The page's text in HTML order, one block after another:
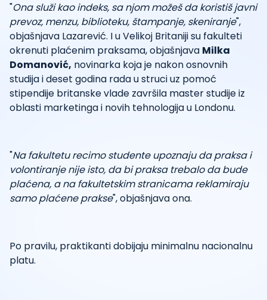
"Ona služi kao indeks, sa njom možeš da koristiš javni
prevoz, menzu, biblioteku, štampanje, skeniranje",
objašnjava Lazarević. I u Velikoj Britaniji su fakulteti
okrenuti plaćenim praksama, objašnjava Milka
Domanović, novinarka koja je nakon osnovnih
studija i deset godina rada u struci uz pomoć
stipendije britanske vlade završila master studije iz
oblasti marketinga i novih tehnologija u Londonu.
"Na fakultetu recimo studente upoznaju da praksa i
volontiranje nije isto, da bi praksa trebalo da bude
plaćena, a na fakultetskim stranicama reklamiraju
samo plaćene prakse", objašnjava ona.
Po pravilu, praktikanti dobijaju minimalnu nacionalnu
platu.